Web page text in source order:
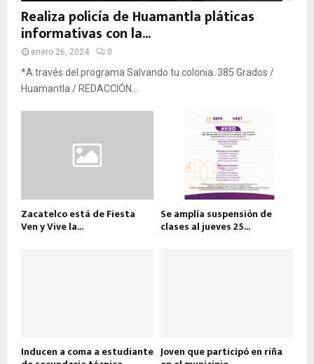
Realiza policía de Huamantla pláticas
informativas con la...
enero 26, 2024 0
*A través del programa Salvando tu colonia. 385 Grados /
Huamantla / REDACCIÓN...
Zacatelco está de Fiesta
Ven y Vive la...
Se amplía suspensión de
clases al jueves 25...
Inducen a coma a estudiante Joven que participó en riña